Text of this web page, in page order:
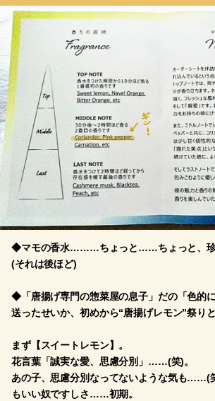
◆マモの香水………ちょっと……ちょっと、
(それは後ほど)
◆「唐揚げ専門の惣菜屋の息子」だの「色的
送ったせいか、初めから“唐揚げレモン”祭り
まず【スイートレモン】。
花言葉「誠実な愛、思慮分別」……(笑)。
あの子、思慮分別なってないような気も……(
もいい奴ですしさ……初期。